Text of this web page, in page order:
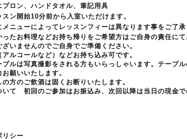
プロン、ハンドタオル、筆記用具
スン開始10分前から入室いただけます。
メニューによってレッスンフィーは異なります事をご了承
ったお料理などお持ち帰りをご希望方はご自身の責任に
いませんのでご自身でご準備ください。
アルコールなど）などお持ち込み可です。
ブルは写真撮影をされる方もいらっしゃいます。テーブ
願いいたします。
の方のご飲酒は固くお断りいたします。
いて 初回のご参加はお振込み、次回以降は当日の現金で
リシー